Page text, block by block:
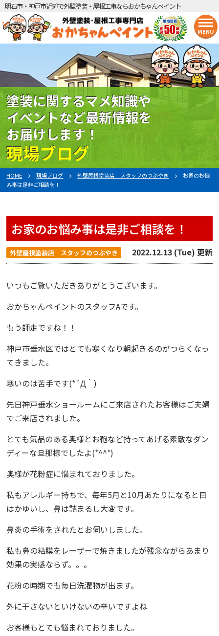
明石市・神戸市近郊で外壁塗装・屋根工事ならおかちゃんペイント
MENU
塗装に関するマメ知識や
イベントなど最新情報を
お届けします！
現場ブログ
HOME 現場ブログ 外壁屋根塗装店 スタッフのつぶやき
お家のお悩
み事は是非ご相談を！
お家のお悩み事は是非ご相談を！
外壁屋根塗装店 スタッフのつぶやき 2022.12.13 (Tue) 更新
いつもご覧いただきありがとうございます。
おかちゃんペイントのスタッフAです。
もう師走ですね！！
神戸市垂水区ではとても寒くなり朝起きるのがつらくなっ
てきました。
寒いのは苦手です(*´Д｀)
先日神戸垂水ショールームにご来店されたお客様はご夫婦
でご来店されました。
とても気品のある奥様とお鞄など持ってあげる素敵なダン
ディーな旦那様でしたよ(*^^*)
奥様が花粉症に悩まれておりました。
私もアレルギー持ちで、毎年5月と10月あたりになると目
はかゆいし、鼻は詰まるし大変です。
鼻炎の手術をされたとお伺いしました。
私も鼻の粘膜をレーザーで焼きましたが残念ながらあまり
効果の実感ならず。。。
花粉の時期でも毎日洗濯物が出ます。
外に干さないといけないの辛いですよね
お客様もとても悩まれておりました。